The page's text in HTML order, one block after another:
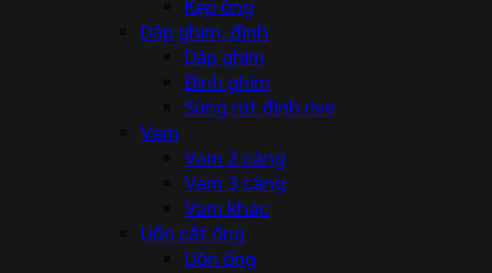
Kẹp ống
Dập ghim, đinh
Dập ghim
Đinh ghim
Súng rút đinh rive
Vam
Vam 2 càng
Vam 3 càng
Vam khác
Uốn cắt ống
Uốn ống